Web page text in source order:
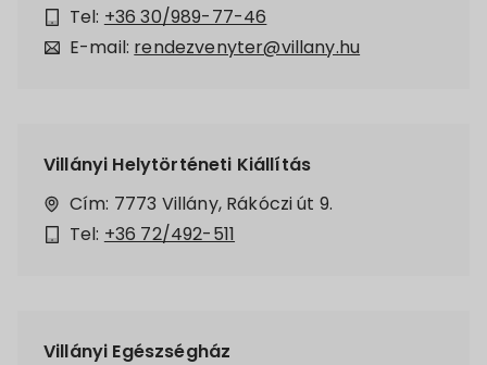
Tel: +36 30/989-77-46
E-mail: rendezvenyter@villany.hu
Villányi Helytörténeti Kiállítás
Cím: 7773 Villány, Rákóczi út 9.
Tel: +36 72/492-511
Villányi Egészségház